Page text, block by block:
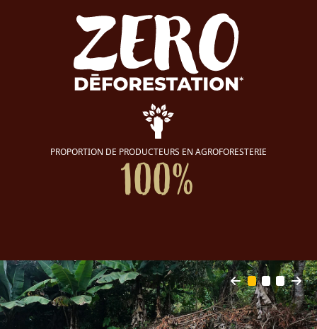
PROPORTION DE PRODUCTEURS EN AGROFORESTERIE
100%